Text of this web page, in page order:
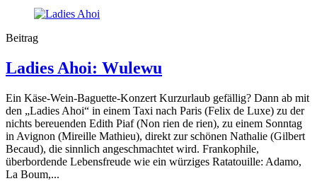
Beitrag
Ladies Ahoi: Wulewu
Ein Käse-Wein-Baguette-Konzert Kurzurlaub gefällig? Dann ab mit
den „Ladies Ahoi“ in einem Taxi nach Paris (Felix de Luxe) zu der
nichts bereuenden Edith Piaf (Non rien de rien), zu einem Sonntag
in Avignon (Mireille Mathieu), direkt zur schönen Nathalie (Gilbert
Becaud), die sinnlich angeschmachtet wird. Frankophile,
überbordende Lebensfreude wie ein würziges Ratatouille: Adamo,
La Boum,...